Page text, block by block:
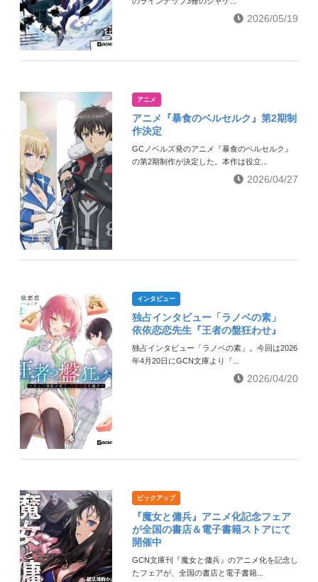
2026/05/19
アニメ
アニメ『暴食のベルセルク』第2期制
作決定
GCノベルズ発のアニメ『暴食のベルセルク』
の第2期制作が決定した。本作は役立...
2026/04/27
インタビュー
独占インタビュー「ラノベの素」
依依恋恋先生『王者の盤狂わせ』
独占インタビュー「ラノベの素」。今回は2026
年4月20日にGCN文庫より『...
2026/04/20
ピックアップ
『魔女と傭兵』アニメ化記念フェア
が全国の書店＆電子書籍ストアにて
開催中
GCN文庫刊『魔女と傭兵』のアニメ化を記念し
たフェアが、全国の書店と電子書籍...